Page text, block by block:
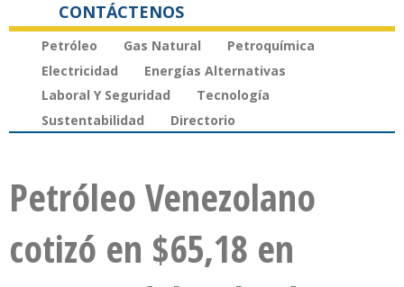
CONTÁCTENOS
Petróleo Gas Natural
Petroquímica
Electricidad
Energías Alternativas
Laboral Y Seguridad
Tecnología
Sustentabilidad
Directorio
Petróleo Venezolano
cotizó en $65,18 en